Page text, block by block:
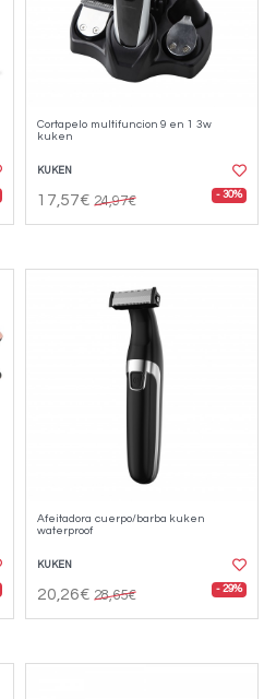
Cortapelo multifuncion 9 en 1 3w
kuken
KUKEN
17,57€ 24,97€ - 30%
Afeitadora cuerpo/barba kuken
waterproof
KUKEN
20,26€ 28,65€ - 29%